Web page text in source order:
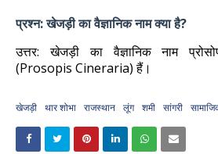
प्रश्न: खेजड़ी का वैज्ञानिक नाम क्या है?
उत्तर: खेजड़ी का वैज्ञानिक नाम
(Prosopis Cineraria) हैं।
खेजड़ी थार शोभा राजस्थान लूंग शमी सांगरी